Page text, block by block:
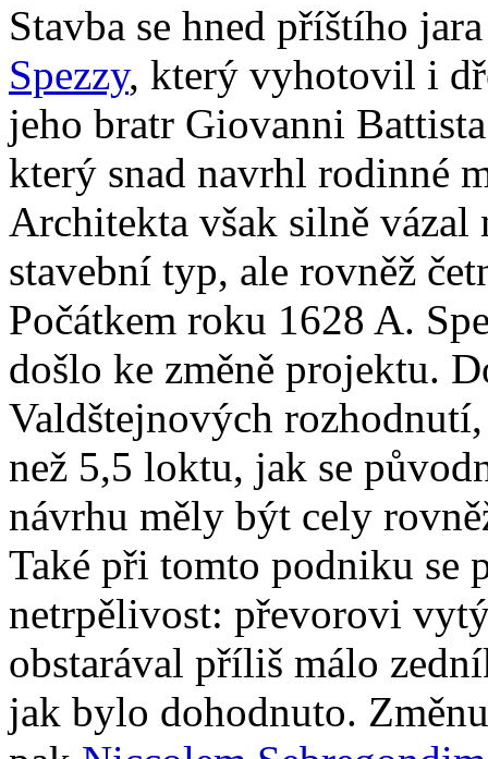
Stavba se hned příštího
Spezzy, který vyhotovil i
jeho bratr Giovanni
který snad navrhl rodinné
Architekta však silně vázal
stavební typ, ale rovněž
Počátkem roku 1628 A.
došlo ke změně projektu.
Valdštejnových
než 5,5 loktu, jak se
návrhu měly být cely
Také při tomto podniku se
netrpělivost: převorovi
obstarával příliš málo
jak bylo dohodnuto.